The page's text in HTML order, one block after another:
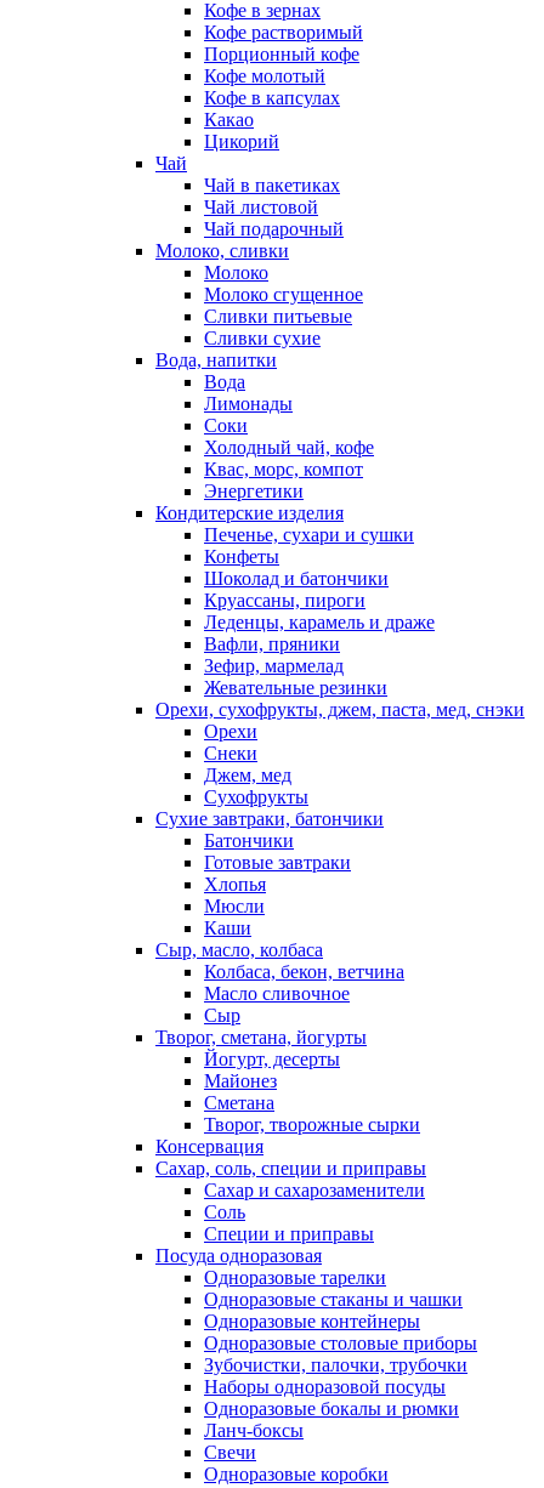
Кофе в зернах
Кофе растворимый
Порционный кофе
Кофе молотый
Кофе в капсулах
Какао
Цикорий
Чай
Чай в пакетиках
Чай листовой
Чай подарочный
Молоко, сливки
Молоко
Молоко сгущенное
Сливки питьевые
Сливки сухие
Вода, напитки
Вода
Лимонады
Соки
Холодный чай, кофе
Квас, морс, компот
Энергетики
Кондитерские изделия
Печенье, сухари и сушки
Конфеты
Шоколад и батончики
Круассаны, пироги
Леденцы, карамель и драже
Вафли, пряники
Зефир, мармелад
Жевательные резинки
Орехи, сухофрукты, джем, паста, мед, снэки
Орехи
Снеки
Джем, мед
Сухофрукты
Сухие завтраки, батончики
Батончики
Готовые завтраки
Хлопья
Мюсли
Каши
Сыр, масло, колбаса
Колбаса, бекон, ветчина
Масло сливочное
Сыр
Творог, сметана, йогурты
Йогурт, десерты
Майонез
Сметана
Творог, творожные сырки
Консервация
Сахар, соль, специи и приправы
Сахар и сахарозаменители
Соль
Специи и приправы
Посуда одноразовая
Одноразовые тарелки
Одноразовые стаканы и чашки
Одноразовые контейнеры
Одноразовые столовые приборы
Зубочистки, палочки, трубочки
Наборы одноразовой посуды
Одноразовые бокалы и рюмки
Ланч-боксы
Свечи
Одноразовые коробки